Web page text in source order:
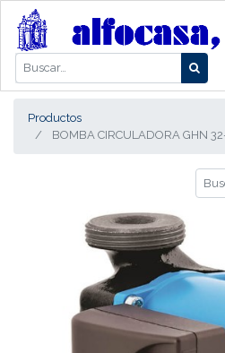
Productos
BOMBA CIRCULADORA GHN